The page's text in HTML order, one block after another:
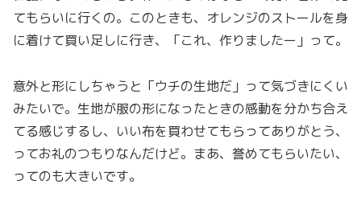
てもらいに行くの。このときも、オレンジのストールを身
に着けて買い足しに行き、「これ、作りましたー」って。
意外と形にしちゃうと「ウチの生地だ」って気づきにくい
みたいで。生地が服の形になったときの感動を分かち合え
てる感じするし、いい布を買わせてもらってありがとう、
ってお礼のつもりなんだけど。まあ、誉めてもらいたい、
ってのも大きいです。